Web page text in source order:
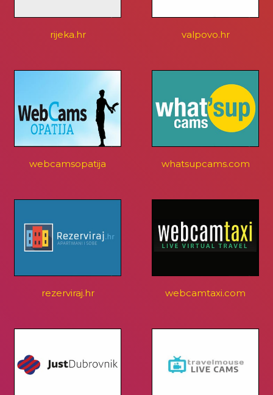
rijeka.hr valpovo.hr
webcamsopatija whatsupcams.com
rezerviraj.hr webcamtaxi.com